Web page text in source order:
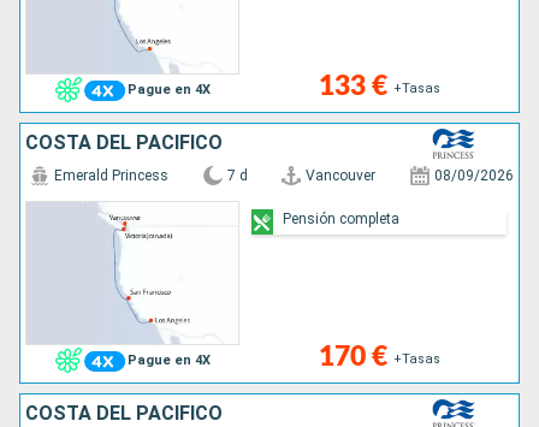
Pague en 4X 133 € +Tasas
COSTA DEL PACÍFICO
Pague en 4X
Emerald Princess 7 d Vancouver 08/09/2026
170 € +Tasas
Pensión completa
COSTA DEL PACÍFICO